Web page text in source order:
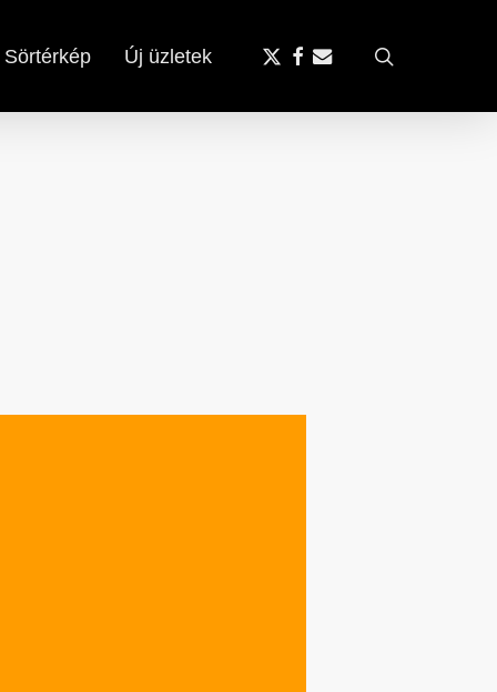
Sörtérkép Új üzletek
x-
facebook
email